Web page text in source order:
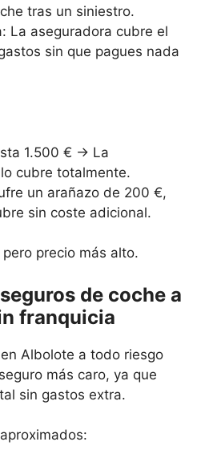
tras un siniestro.
La aseguradora cubre el
sin que pagues nada
1.500 € → La
cubre totalmente.
un arañazo de 200 €,
sin coste adicional.
precio más alto.
de coche a
franquicia
Albolote a todo riesgo
más caro, ya que
sin gastos extra.